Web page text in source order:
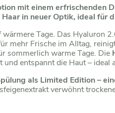
mit einem erfrischenden
in neuer Optik, ideal für
Tage. Das Hyaluron
mehr Frische im Alltag,
sommerlich warme Tage. Die
entspannt die Haut – ideal
als Limited Edition –
verwöhnt